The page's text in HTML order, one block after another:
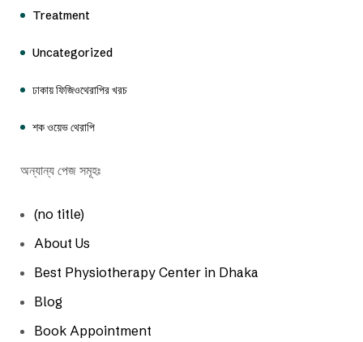
Treatment
Uncategorized
ঢাকায় ফিজিওথেরাপির খরচ
শক ওয়েভ থেরাপি
অন্যান্য পেজ সমূহঃ
(no title)
About Us
Best Physiotherapy Center in Dhaka
Blog
Book Appointment